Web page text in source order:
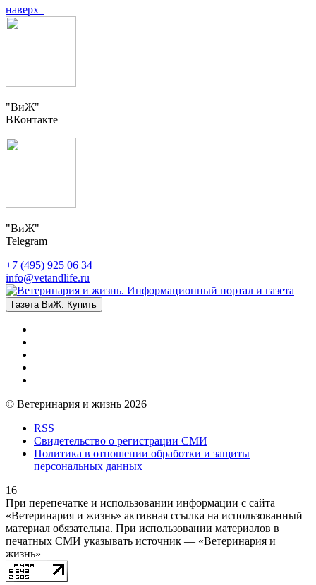
наверх
"ВиЖ"
ВКонтакте
"ВиЖ"
Telegram
+7 (495) 925 06 34
info@vetandlife.ru
Газета ВиЖ. Купить
© Ветеринария и жизнь 2026
RSS
Свидетельство о регистрации СМИ
Политика в отношении обработки и защиты
персональных данных
16+
При перепечатке и использовании информации с сайта
«Ветеринария и жизнь» активная ссылка на использованный
материал обязательна. При использовании материалов в
печатных СМИ указывать источник — «Ветеринария и
жизнь»